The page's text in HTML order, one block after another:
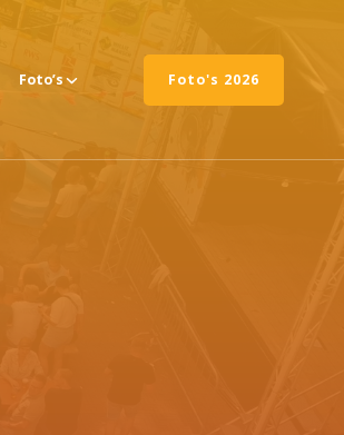
Foto’s Foto's 2026